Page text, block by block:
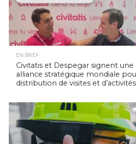
EN BREF
Civitatis et Despegar signent une
alliance stratégique mondiale
distribution de visites et d’activités